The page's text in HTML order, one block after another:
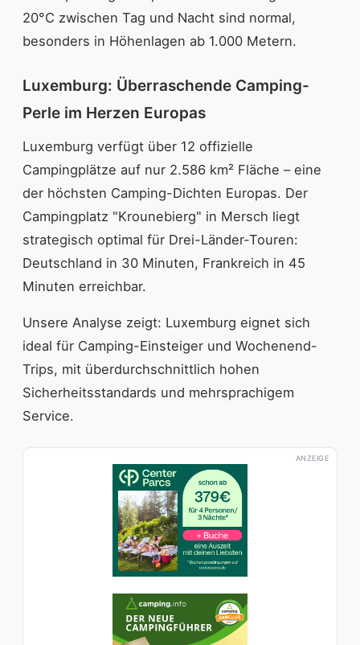
20°C zwischen Tag und Nacht sind normal,
besonders in Höhenlagen ab 1.000 Metern.
Luxemburg: Überraschende Camping-
Perle im Herzen Europas
Luxemburg verfügt über 12 offizielle
Campingplätze auf nur 2.586 km² Fläche – eine
der höchsten Camping-Dichten Europas. Der
Campingplatz "Krounebierg" in Mersch liegt
strategisch optimal für Drei-Länder-Touren:
Deutschland in 30 Minuten, Frankreich in 45
Minuten erreichbar.
Unsere Analyse zeigt: Luxemburg eignet sich
ideal für Camping-Einsteiger und Wochenend-
Trips, mit überdurchschnittlich hohen
Sicherheitsstandards und mehrsprachigem
Service.
ANZEIGE